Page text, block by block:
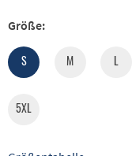
Größe:
S M L
5XL